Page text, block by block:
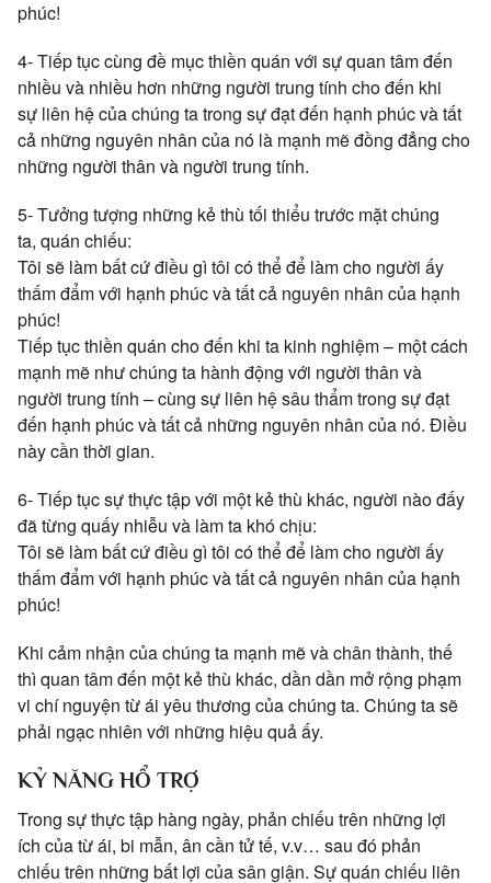
phúc!
4- Tiếp tục cùng đề mục thiền quán với sự quan tâm đến
nhiều và nhiều hơn những người trung tính cho đến khi
sự liên hệ của chúng ta trong sự đạt đến hạnh phúc và tất
cả những nguyên nhân của nó là mạnh mẽ đồng đẳng cho
những người thân và người trung tính.
5- Tưởng tượng những kẻ thù tối thiểu trước mặt chúng
ta, quán chiếu:
Tôi sẽ làm bất cứ điều gì tôi có thể để làm cho người ấy
thấm đẩm với hạnh phúc và tất cả nguyên nhân của hạnh
phúc!
Tiếp tục thiền quán cho đến khi ta kinh nghiệm – một cách
mạnh mẽ như chúng ta hành động với người thân và
người trung tính – cùng sự liên hệ sâu thẩm trong sự đạt
đến hạnh phúc và tất cả những nguyên nhân của nó. Điều
này cần thời gian.
6- Tiếp tục sự thực tập với một kẻ thù khác, người nào đấy
đã từng quấy nhiễu và làm ta khó chịu:
Tôi sẽ làm bất cứ điều gì tôi có thể để làm cho người ấy
thấm đẩm với hạnh phúc và tất cả nguyên nhân của hạnh
phúc!
Khi cảm nhận của chúng ta mạnh mẽ và chân thành, thế
thì quan tâm đến một kẻ thù khác, dần dần mở rộng phạm
vi chí nguyện từ ái yêu thương của chúng ta. Chúng ta sẽ
phải ngạc nhiên với những hiệu quả ấy.
KỶ NĂNG HỔ TRỢ
Trong sự thực tập hàng ngày, phản chiếu trên những lợi
ích của từ ái, bi mẫn, ân cần tử tế, v.v… sau đó phản
chiếu trên những bất lợi của sân giận. Sự quán chiếu liên